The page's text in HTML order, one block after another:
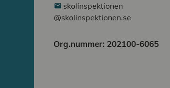
skolinspektionen
@skolinspektionen.se
Org.nummer: 202100-6065